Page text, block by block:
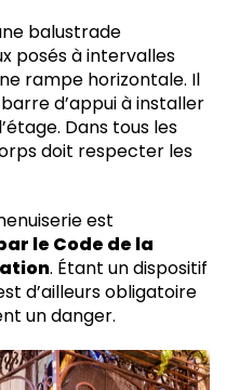
balustrade
posés à intervalles
rampe horizontale. Il
d’appui à installer
Dans tous les
doit respecter les
est
le Code de la
. Étant un dispositif
d’ailleurs obligatoire
un danger.